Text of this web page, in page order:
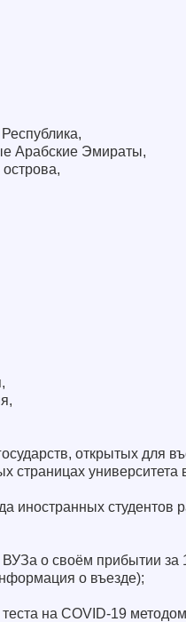
Арабские Эмираты,
открытых для
страницах университета
иностранных
о своём прибытии за
о въезде);
на COVID-19